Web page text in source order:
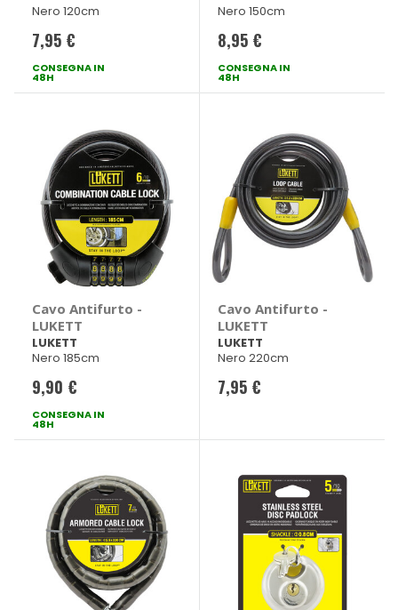
Nero 120cm
7,95 €
CONSEGNA IN
48H
Nero 150cm
8,95 €
CONSEGNA IN
48H
Cavo Antifurto -
LUKETT
LUKETT
Nero 185cm
9,90 €
CONSEGNA IN
48H
Cavo Antifurto -
LUKETT
LUKETT
Nero 220cm
7,95 €